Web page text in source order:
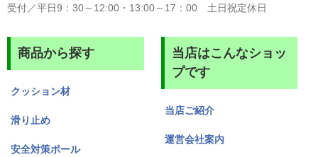
受付／平日9：30～12:00・13:00～17：00 土日祝定休日
商品から探す
クッション材
滑り止め
安全対策ポール
当店はこんなショッ
プです
当店ご紹介
運営会社案内